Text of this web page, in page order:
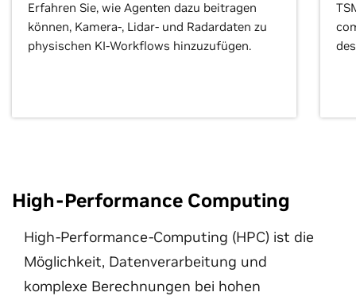
Erfahren Sie, wie Agenten dazu beitragen
können, Kamera-, Lidar- und Radardaten zu
physischen KI-Workflows hinzuzufügen.
High-Performance Computing
High-Performance-Computing (HPC) ist die
Möglichkeit, Datenverarbeitung und
komplexe Berechnungen bei hohen